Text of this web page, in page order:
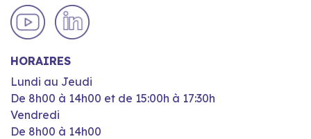
HORAIRES
Lundi au Jeudi
De 8h00 à 14h00 et de 15:00h à 17:30h
Vendredi
De 8h00 à 14h00